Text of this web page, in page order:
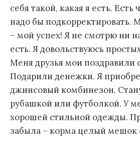
себя такой, какая я есть.
надо бы подкорректировать.
– мой успех! Я не смотрю ни
есть. Я довольствуюсь
Меня друзья мои поздравили
Подарили денежки. Я
джинсовый комбинезон.
рубашкой или футболкой. У
хорошей стильной одежды.
забыла – корма целый мешок